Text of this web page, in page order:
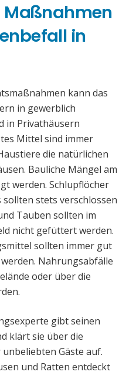
in
kann das
in gewerblich
in Privathäusern
Mittel sind immer
die natürlichen
Bauliche Mängel am
werden. Schlupflöcher
stets verschlossen
Tauben sollten im
nicht gefüttert werden.
sollten immer gut
Nahrungsabfälle
oder über die
gibt seinen
klärt sie über die
Gäste auf.
und Ratten entdeckt